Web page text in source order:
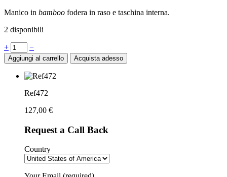
Manico in bamboo fodera in raso e taschina interna.
2 disponibili
Quantità
+ −
Aggiungi al carrello Acquista adesso
Ref472
127,00 €
Request a Call Back
Country